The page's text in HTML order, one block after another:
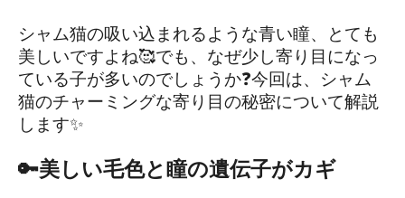
シャム猫の吸い込まれるような青い瞳、とても
美しいですよね🥰でも、なぜ少し寄り目になっ
ている子が多いのでしょうか❓今回は、シャム
猫のチャーミングな寄り目の秘密について解説
します✨
🔑美しい毛色と瞳の遺伝子がカギ